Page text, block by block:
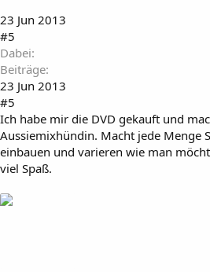
23 Jun 2013
#5
Dabei
Beiträge
23 Jun 2013
#5
Ich habe mir die DVD gekauft und
Aussiemixhündin. Macht jede Menge
einbauen und varieren wie man
viel Spaß.